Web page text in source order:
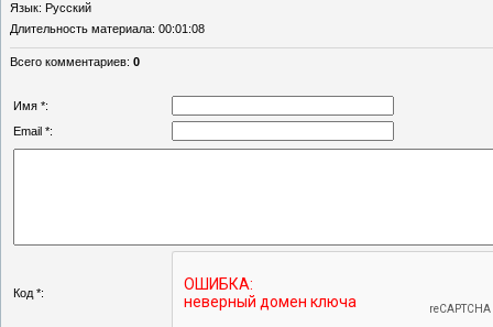
Язык: Русский
Длительность материала: 00:01:08
Всего комментариев: 0
Имя *:
Email *:
Код *: